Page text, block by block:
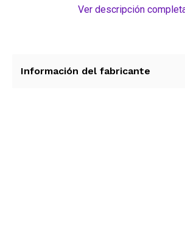
premium por mucho más tiempo.
productos químicos, y lo más
Ver descripción
Información del fabricante